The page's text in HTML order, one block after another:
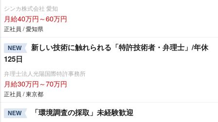
シンカ株式会社 愛知
月給40万円～60万円
正社員 / 愛知県
NEW
新しい技術に触れられる「特許技術者・弁理士」/年休
125日
弁理士法人光陽国際特許事務所
月給30万円～70万円
正社員 / 東京都
NEW 「環境調査の採取」未経験歓迎